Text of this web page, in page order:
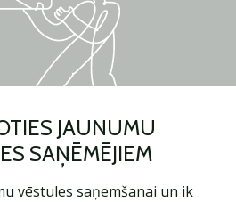
JAUNUMU
SAŅĒMĒJIEM
vēstules saņemšanai un ik